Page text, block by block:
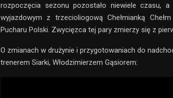
rozpoczęcia sezonu pozostało niewiele czasu,
wyjazdowym z trzecioliogową Chełmianką
Pucharu Polski. Zwycięzca tej pary zmierzy się z
O zmianach w drużynie i przygotowaniach do
trenerem Siarki, Włodzimierzem Gąsiorem: